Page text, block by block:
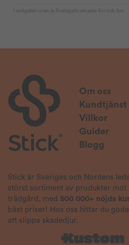
Om oss
Kundtjänst
Villkor
Guider
Blogg
Stick är Sveriges och Nordens
störst sortiment av produkter mot
trädgård, med 500 000+ nöjda
bäst priser! Hos oss hittar du
att slippa skadedjur.